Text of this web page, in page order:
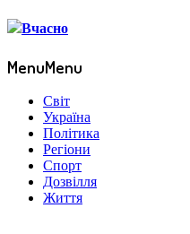
MenuMenu
Світ
Україна
Політика
Регіони
Спорт
Дозвілля
Життя